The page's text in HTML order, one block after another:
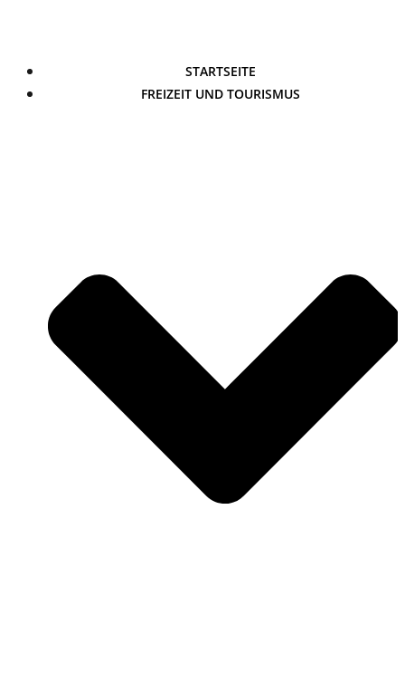
STARTSEITE
FREIZEIT UND TOURISMUS